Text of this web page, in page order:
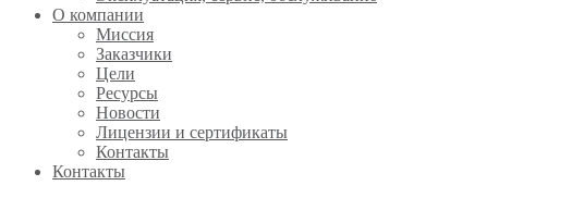
О компании
Миссия
Заказчики
Цели
Ресурсы
Новости
Лицензии и сертификаты
Контакты
Контакты